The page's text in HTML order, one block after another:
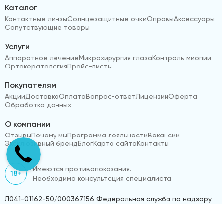
Каталог
Контактные линзыСолнцезащитные очкиОправыАксессуары
Сопутствующие товары
Услуги
Аппаратное лечениеМикрохирургия глазаКонтроль миопии
ОртокератологияПрайс-листы
Покупателям
АкцииДоставкаОплатаВопрос-ответЛицензииОферта
Обработка данных
О компании
ОтзывыПочему мыПрограмма лояльностиВакансии
Эксклюзивный брендБлогКарта сайтаКонтакты
18+
Имеются противопоказания.
Необходима консультация специалиста
Л041-01162-50/000367156 Федеральная служба по надзору